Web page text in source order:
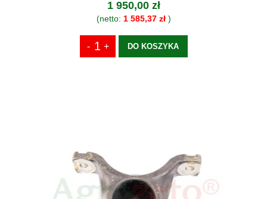
1 950,00 zł
(netto: 1 585,37 zł)
DO KOSZYKA